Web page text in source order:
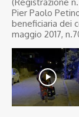
(Registrazione
Pier Paolo
beneficiaria dei
maggio 2017,